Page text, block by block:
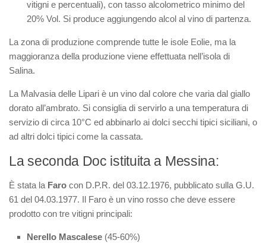
vitigni e percentuali), con tasso alcolometrico minimo del
20% Vol. Si produce aggiungendo alcol al vino di partenza.
La zona di produzione comprende tutte le isole Eolie, ma la
maggioranza della produzione viene effettuata nell’isola di
Salina.
La Malvasia delle Lipari è un vino dal colore che varia dal giallo
dorato all’ambrato. Si consiglia di servirlo a una temperatura di
servizio di circa 10°C ed abbinarlo ai dolci secchi tipici siciliani, o
ad altri dolci tipici come la cassata.
La seconda Doc istituita a Messina:
È stata la Faro con D.P.R. del 03.12.1976, pubblicato sulla G.U.
61 del 04.03.1977. Il Faro è un vino rosso che deve essere
prodotto con tre vitigni principali:
Nerello Mascalese (45-60%)